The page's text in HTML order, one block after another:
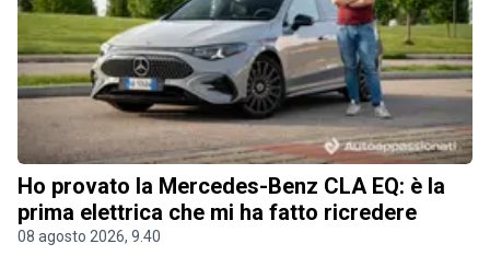
Ho provato la Mercedes-Benz CLA EQ: è la
prima elettrica che mi ha fatto ricredere
08 agosto 2026, 9.40